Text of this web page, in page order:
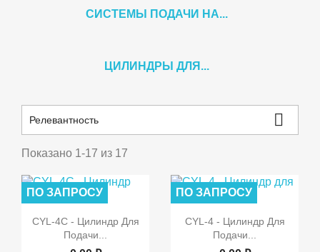
СИСТЕМЫ ПОДАЧИ НА...
ЦИЛИНДРЫ ДЛЯ...
Релевантность 
Показано 1-17 из 17
 Быстрый просмотр
CYL-4С - Цилиндр Для
Подачи...
ПО ЗАПРОСУ
 Быстрый просмотр
CYL-4 - Цилиндр Для
Подачи...
ПО ЗАПРОСУ